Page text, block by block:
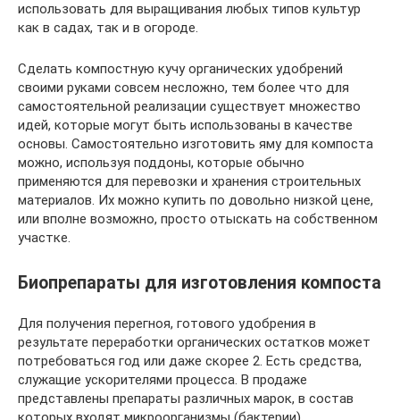
использовать для выращивания любых типов культур
как в садах, так и в огороде.
Сделать компостную кучу органических удобрений
своими руками совсем несложно, тем более что для
самостоятельной реализации существует множество
идей, которые могут быть использованы в качестве
основы. Самостоятельно изготовить яму для компоста
можно, используя поддоны, которые обычно
применяются для перевозки и хранения строительных
материалов. Их можно купить по довольно низкой цене,
или вполне возможно, просто отыскать на собственном
участке.
Биопрепараты для изготовления компоста
Для получения перегноя, готового удобрения в
результате переработки органических остатков может
потребоваться год или даже скорее 2. Есть средства,
служащие ускорителями процесса. В продаже
представлены препараты различных марок, в состав